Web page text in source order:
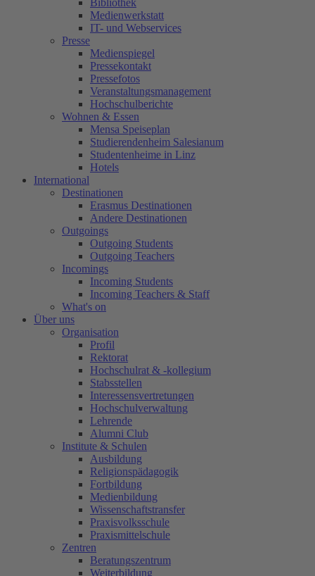
Bibliothek
Medienwerkstatt
IT- und Webservices
Presse
Medienspiegel
Pressekontakt
Pressefotos
Veranstaltungsmanagement
Hochschulberichte
Wohnen & Essen
Mensa Speiseplan
Studierendenheim Salesianum
Studentenheime in Linz
Hotels
International
Destinationen
Erasmus Destinationen
Andere Destinationen
Outgoings
Outgoing Students
Outgoing Teachers
Incomings
Incoming Students
Incoming Teachers & Staff
What's on
Über uns
Organisation
Profil
Rektorat
Hochschulrat & -kollegium
Stabsstellen
Interessensvertretungen
Hochschulverwaltung
Lehrende
Alumni Club
Institute & Schulen
Ausbildung
Religionspädagogik
Fortbildung
Medienbildung
Wissenschaftstransfer
Praxisvolksschule
Praxismittelschule
Zentren
Beratungszentrum
Weiterbildung